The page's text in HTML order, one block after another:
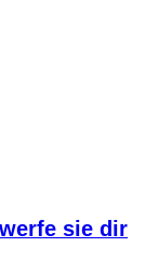
sie dir